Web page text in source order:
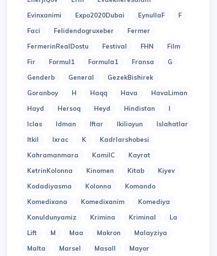
Evinxanimi
Expo2020Dubai EynullaF
F
Faci
Felidendogruxeber
Fermer
FermerinRealDostu
Festival FHN
Film
Fir
Formul1 Formula1 Fransa
G
Genderb
General
GezekBishirek
Goranboy
H Haqq Hava
HavaLiman
Hayd
Hersoq Heyd Hindistan
I
Iclas
Idman Iftar Ikilioyun
Islahatlar
Itkil
Ixrac K
Kadrlarshobesi
Kahramanmara
KamilC
Kayrat
KetrinKolonna
Kinomen Kitab
Kiyev
Kodadiyasma
Kolonna
Komando
Komedixana
Komedixanim
Komediya
Konuldunyamiz
Krimina Kriminal
La
Lift
M Maa Makron
Malayziya
Malta
Marsel Masall
Mayor